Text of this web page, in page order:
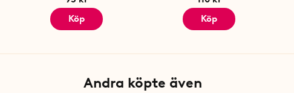
Köp
Köp
Andra köpte även